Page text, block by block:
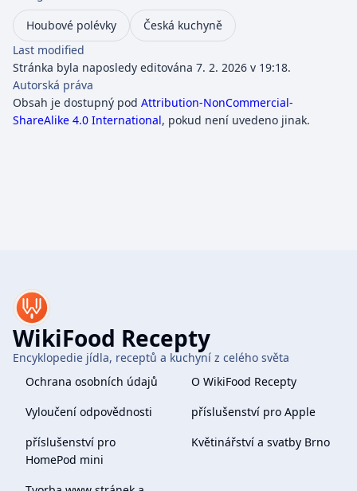
Houbové polévky
Česká kuchyně
Last modified
Stránka byla naposledy editována 7. 2. 2026 v 19:18.
Autorská práva
Obsah je dostupný pod Attribution-NonCommercial-
ShareAlike 4.0 International, pokud není uvedeno jinak.
WikiFood Recepty
Encyklopedie jídla, receptů a kuchyní z celého světa
Ochrana osobních údajů
O WikiFood Recepty
Vyloučení odpovědnosti
příslušenství pro Apple
příslušenství pro
HomePod mini
Květinářství a svatby Brno